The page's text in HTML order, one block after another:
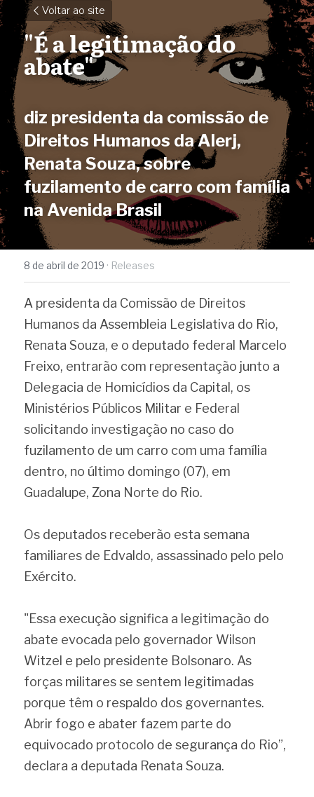
Voltar ao site
"É a legitimação do
abate"
diz presidenta da comissão de
Direitos Humanos da Alerj,
Renata Souza, sobre
fuzilamento de carro com família
na Avenida Brasil
8 de abril de 2019 · Releases
A presidenta da Comissão de Direitos
Humanos da Assembleia Legislativa do Rio,
Renata Souza, e o deputado federal Marcelo
Freixo, entrarão com representação junto a
Delegacia de Homicídios da Capital, os
Ministérios Públicos Militar e Federal
solicitando investigação no caso do
fuzilamento de um carro com uma família
dentro, no último domingo (07), em
Guadalupe, Zona Norte do Rio.
Os deputados receberão esta semana
familiares de Edvaldo, assassinado pelo pelo
Exército.
"Essa execução significa a legitimação do
abate evocada pelo governador Wilson
Witzel e pelo presidente Bolsonaro. As
forças militares se sentem legitimadas
porque têm o respaldo dos governantes.
Abrir fogo e abater fazem parte do
equivocado protocolo de segurança do Rio”,
declara a deputada Renata Souza.